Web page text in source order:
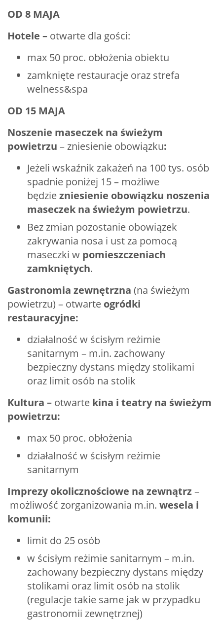
OD 8 MAJA
Hotele – otwarte dla gości:
max 50 proc. obłożenia obiektu
zamknięte restauracje oraz strefa
welness&spa
OD 15 MAJA
Noszenie maseczek na świeżym
powietrzu – zniesienie obowiązku:
Jeżeli wskaźnik zakażeń na 100 tys. osób
spadnie poniżej 15 – możliwe
będziezniesienie obowiązku noszenia
maseczek na świeżym powietrzu.
Bez zmian pozostanie obowiązek
zakrywania nosa i ust za pomocą
maseczki w pomieszczeniach
zamkniętych.
Gastronomia zewnętrzna (na świeżym
powietrzu) – otwarte ogródki
restauracyjne:
działalność w ścisłym reżimie
sanitarnym – m.in. zachowany
bezpieczny dystans między stolikami
oraz limit osób na stolik
Kultura – otwarte kina i teatry na świeżym
powietrzu:
max 50 proc. obłożenia
działalność w ścisłym reżimie
sanitarnym
Imprezy okolicznościowe na zewnątrz–
możliwość zorganizowania m.in. wesela i
komunii:
limit do 25 osób
w ścisłym reżimie sanitarnym – m.in.
zachowany bezpieczny dystans między
stolikami oraz limit osób na stolik
(regulacje takie same jak w przypadku
gastronomii zewnętrznej)